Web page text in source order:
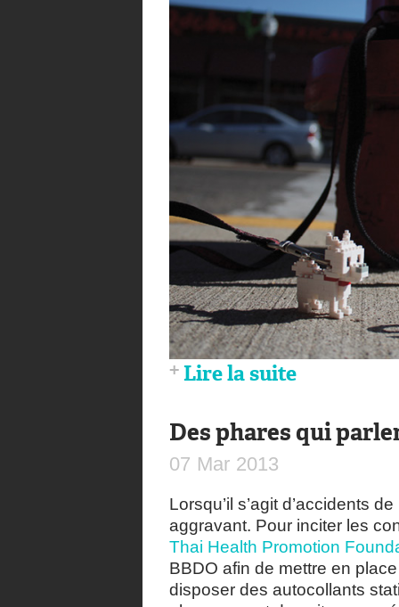
Lire la suite
Des phares qui
07 Mar 2013
Lorsqu’il s’agit d’accidents
aggravant. Pour inciter les
Thai Health Promotion
BBDO afin de mettre en
disposer des autocollants